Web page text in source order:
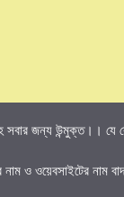
সবার জন্য উন্মুক্ত।। যে
ও ওয়েবসাইটের নাম